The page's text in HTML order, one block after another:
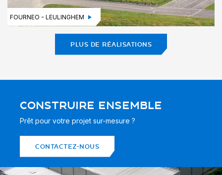
FOURNEO - LEULINGHEM
PLUS DE RÉALISATIONS
CONSTRUIRE ENSEMBLE
Prêt pour votre projet sur-mesure ?
CONTACTEZ-NOUS